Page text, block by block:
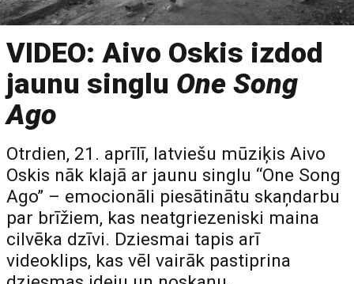
VIDEO: Aivo Oskis izdod
jaunu singlu One Song
Ago
Otrdien, 21. aprīlī, latviešu mūziķis Aivo
Oskis nāk klajā ar jaunu singlu “One Song
Ago” – emocionāli piesātinātu skaņdarbu
par brīžiem, kas neatgriezeniski maina
cilvēka dzīvi. Dziesmai tapis arī
videoklips, kas vēl vairāk pastiprina